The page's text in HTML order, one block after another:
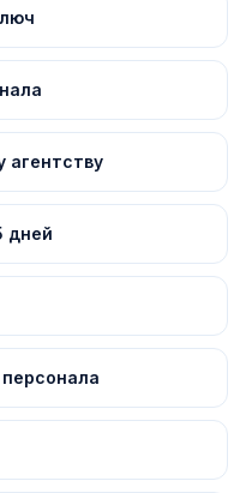
агентству
дней